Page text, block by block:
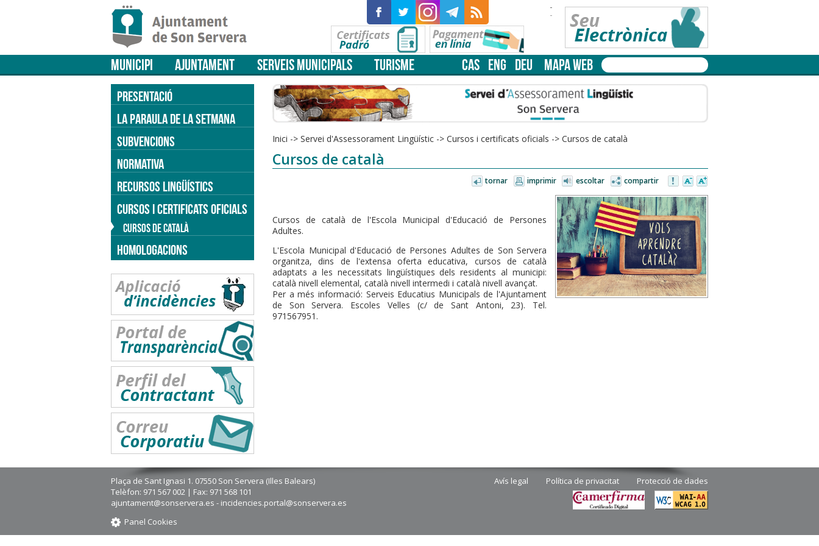
-
-
MUNICIPI AJUNTAMENT SERVEIS MUNICIPALS TURISME CAS ENG DEU MAPA WEB
Inici -> Servei d'Assessorament Lingüístic -> Cursos i certificats oficials -> Cursos de català
Cursos de català
tornar imprimir escoltar compartir
Cursos de català de l'Escola Municipal d'Educació de Persones
Adultes.
L'Escola Municipal d'Educació de Persones Adultes de Son Servera
organitza, dins de l'extensa oferta educativa, cursos de català
adaptats a les necessitats lingüístiques dels residents al municipi:
català nivell elemental, català nivell intermedi i català nivell avançat.
Per a més informació: Serveis Educatius Municipals de l'Ajuntament
de Son Servera. Escoles Velles (c/ de Sant Antoni, 23). Tel.
971567951.
PRESENTACIÓ
LA PARAULA DE LA SETMANA
SUBVENCIONS
NORMATIVA
RECURSOS LINGÜÍSTICS
CURSOS I CERTIFICATS OFICIALS
CURSOS DE CATALÀ
HOMOLOGACIONS
Avís legal Política de privacitat Protecció de dades
Plaça de Sant Ignasi 1. 07550 Son Servera (Illes Balears)
Telèfon: 971 567 002 | Fax: 971 568 101
ajuntament@sonservera.es - incidencies.portal@sonservera.es
Panel Cookies